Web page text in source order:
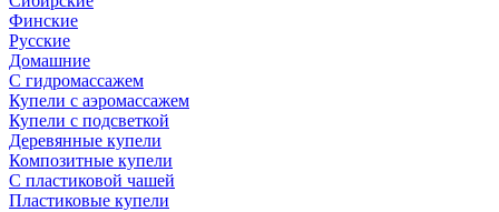
Финские
Русские
Домашние
С гидромассажем
Купели с аэромассажем
Купели с подсветкой
Деревянные купели
Композитные купели
С пластиковой чашей
Пластиковые купели